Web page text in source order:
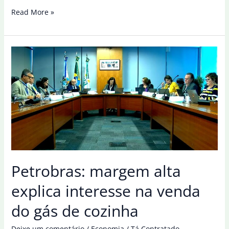
Petrobras
R$
131,7
bilhões
em
tributos
no
primeiro
Read More »
Petrobras: margem alta
explica interesse na venda
do gás de cozinha